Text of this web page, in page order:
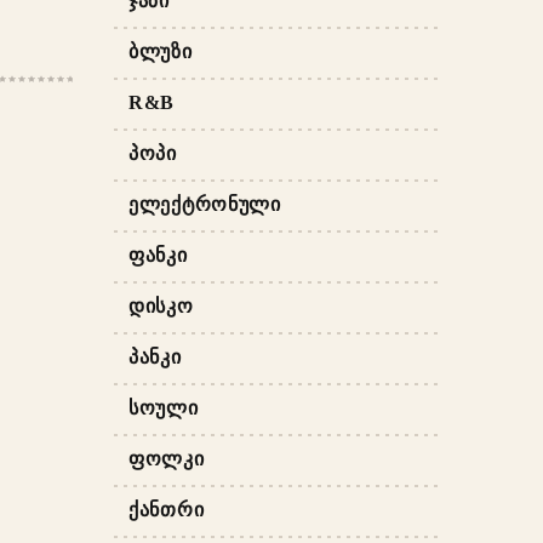
ᲑᲚᲣᲖᲘ
R&B
ᲞᲝᲞᲘ
ᲔᲚᲔᲥᲢᲠᲝᲜᲣᲚᲘ
ᲤᲐᲜᲙᲘ
ᲓᲘᲡᲙᲝ
ᲞᲐᲜᲙᲘ
ᲡᲝᲣᲚᲘ
ᲤᲝᲚᲙᲘ
ᲥᲐᲜᲗᲠᲘ